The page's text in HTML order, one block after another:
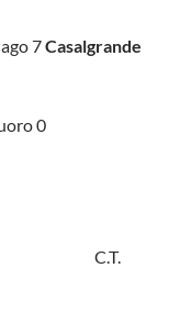
7Casalgrande
0